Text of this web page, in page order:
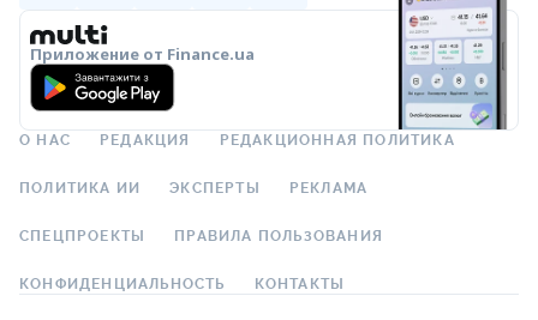
Приложение от Finance.ua
О НАС РЕДАКЦИЯ РЕДАКЦИОННАЯ ПОЛИТИКА
ПОЛИТИКА ИИ ЭКСПЕРТЫ РЕКЛАМА
СПЕЦПРОЕКТЫ ПРАВИЛА ПОЛЬЗОВАНИЯ
КОНФИДЕНЦИАЛЬНОСТЬ КОНТАКТЫ